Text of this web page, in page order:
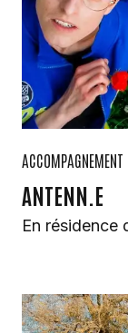
ACCOMPAGNEMENT
ANTENN.E
En résidence